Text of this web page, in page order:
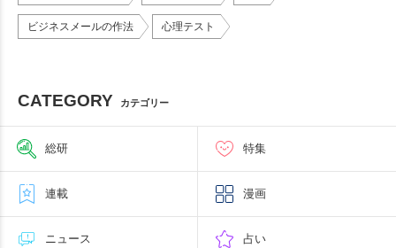
ビジネスメールの作法 心理テスト
CATEGORY カテゴリー
総研 特集
連載 漫画
ニュース 占い